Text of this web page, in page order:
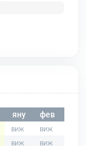
яну фев